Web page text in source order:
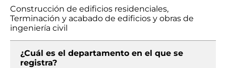
Construcción de edificios residenciales,
Terminación y acabado de edificios y obras de
ingeniería civil
¿Cuál es el departamento en el que se
registra?